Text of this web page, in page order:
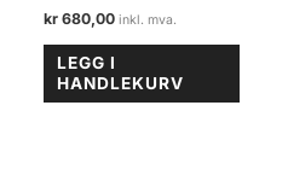
kr 680,00
LEGG I
HANDLEKURV